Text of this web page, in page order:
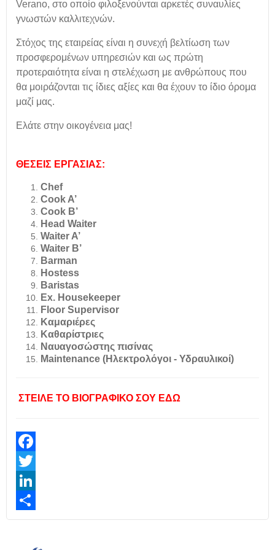
Verano, στο οποίο φιλοξενούνται αρκετές συναυλίες
γνωστών καλλιτεχνών.
Στόχος της εταιρείας είναι η συνεχή βελτίωση των
προσφερομένων υπηρεσιών και ως πρώτη
προτεραιότητα είναι η στελέχωση με ανθρώπους που
θα μοιράζονται τις ίδιες αξίες και θα έχουν το ίδιο όρομα
μαζί μας.
Ελάτε στην οικογένεια μας!
ΘΕΣΕΙΣ ΕΡΓΑΣΙΑΣ:
Chef
Cook A’
Cook B’
Head Waiter
Waiter A’
Waiter B’
Barman
Hostess
Baristas
Ex. Housekeeper
Floor Supervisor
Καμαριέρες
Καθαρίστριες
Ναυαγοσώστης πισίνας
Maintenance (Ηλεκτρολόγοι - Υδραυλικοί)
ΣΤΕΙΛΕ ΤΟ ΒΙΟΓΡΑΦΙΚΟ ΣΟΥ ΕΔΩ
Facebook
Twitter
LinkedIn
Share